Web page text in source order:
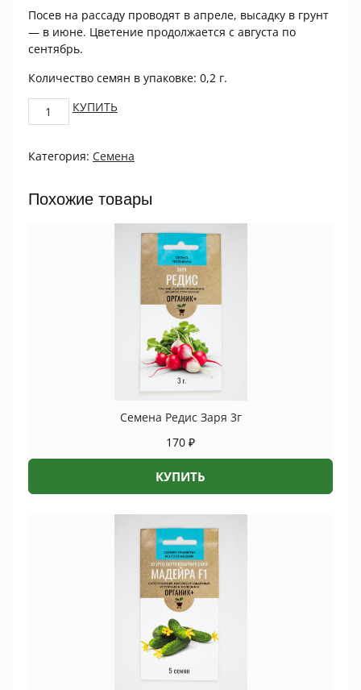
Посев на рассаду проводят в апреле, высадку в грунт
— в июне. Цветение продолжается с августа по
сентябрь.
Количество семян в упаковке: 0,2 г.
Астра
Принцесса
0,2г
quantity
КУПИТЬ
Категория: Семена
Похожие товары
Семена Редис Заря 3г
170 ₽
КУПИТЬ